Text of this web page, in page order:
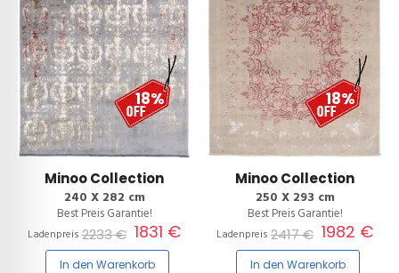
18%
Minoo Collection
240 X 282 cm
Best Preis Garantie!
Ladenpreis 2233 € 1831 €
In den Warenkorb
18%
Minoo Collection
250 X 293 cm
Best Preis Garantie!
Ladenpreis 2417 € 1982 €
In den Warenkorb